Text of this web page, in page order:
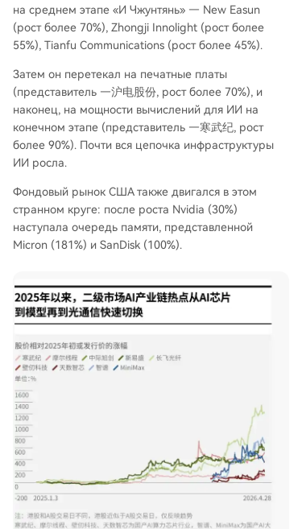
на среднем этапе «И Чжунтянь» — New Easun
(рост более 70%), Zhongji Innolight (рост более
55%), Tianfu Communications (рост более 45%).
Затем он перетекал на печатные платы
(представитель —沪电股份, рост более 70%), и
наконец, на мощности вычислений для ИИ на
конечном этапе (представитель —寒武纪, рост
более 90%). Почти вся цепочка инфраструктуры
ИИ росла.
Фондовый рынок США также двигался в этом
странном круге: после роста Nvidia (30%)
наступала очередь памяти, представленной
Micron (181%) и SanDisk (100%).